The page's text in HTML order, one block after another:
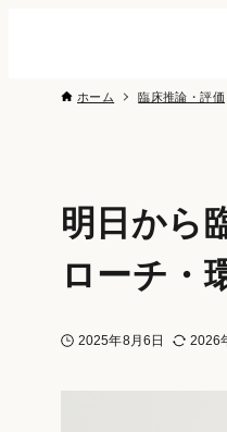
ホーム 臨床推論・評価
明日から
ローチ・
2025年8月6日 2026